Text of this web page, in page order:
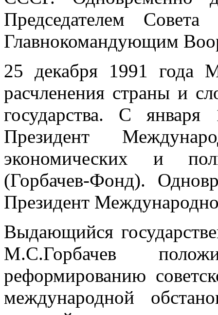
Председателем
Главнокомандующим
25 декабря 1991 года
расчленения страны и
государства. С
Президент
экономических и
(Горбачев-Фонд).
Президент
Выдающийся
М.С.Горбачев
реформированию
международной